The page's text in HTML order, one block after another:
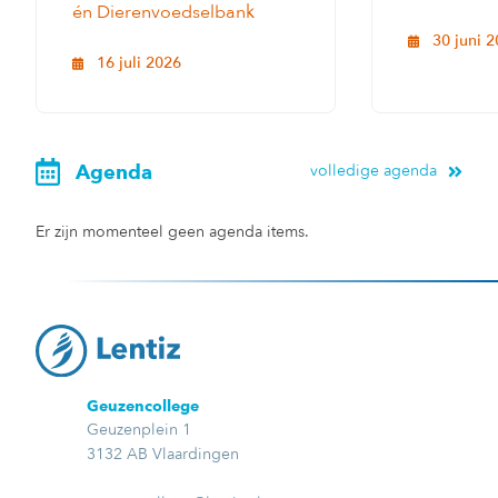
én Dierenvoedselbank
16 juli 2026
30 juni
Agenda volledige agenda
Er zijn momenteel geen agenda items.
Geuzencollege
Geuzenplein 1
3132 AB Vlaardingen